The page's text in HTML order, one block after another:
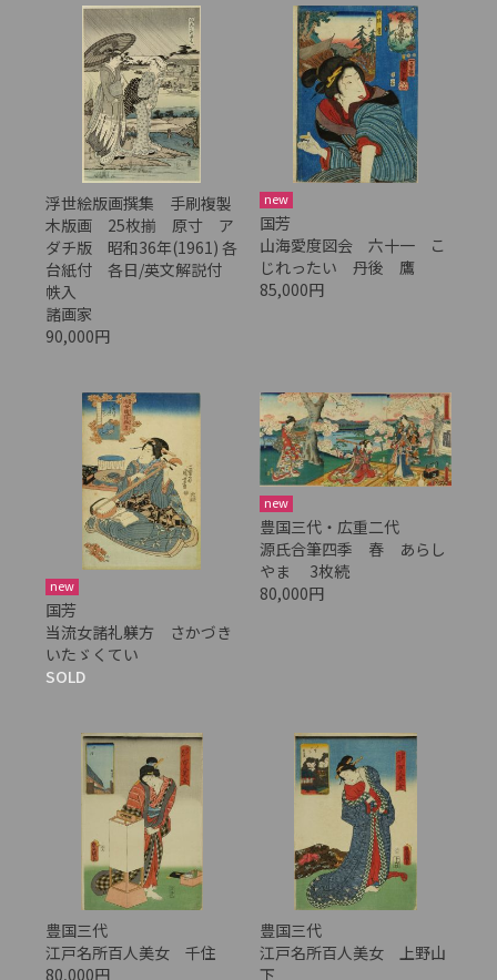
浮世絵版画撰集 手刷複製
木版画 25枚揃 原寸 ア
ダチ版 昭和36年(1961) 各
台紙付 各日/英文解説付
帙入
諸画家
90,000円
new
国芳
山海愛度図会 六十一 こ
じれったい 丹後 鷹
85,000円
new
国芳
当流女諸礼躾方 さかづき
いたゞくてい
SOLD
new
豊国三代・広重二代
源氏合筆四季 春 あらし
やま 3枚続
80,000円
豊国三代
江戸名所百人美女 千住
80,000円
豊国三代
江戸名所百人美女 上野山
下